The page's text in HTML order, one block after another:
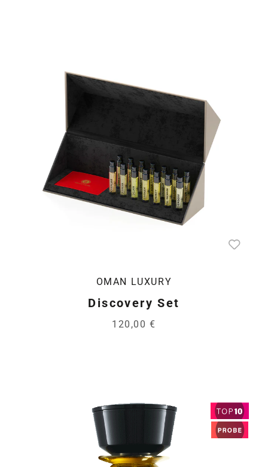
OMAN LUXURY
Discovery Set
120,00 €